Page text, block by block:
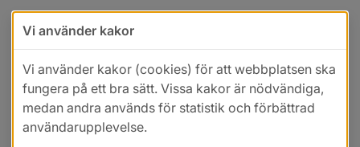
Vi använder kakor
Vi använder kakor (cookies) för att webbplatsen ska
fungera på ett bra sätt. Vissa kakor är nödvändiga,
medan andra används för statistik och förbättrad
användarupplevelse.